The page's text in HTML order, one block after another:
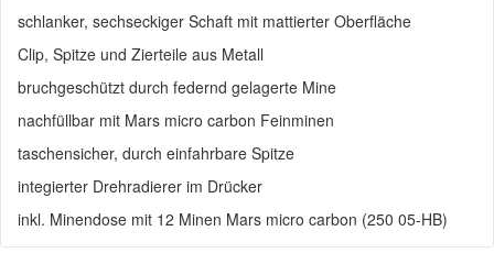
schlanker, sechseckiger Schaft mit mattierter Oberfläche
Clip, Spitze und Zierteile aus Metall
bruchgeschützt durch federnd gelagerte Mine
nachfüllbar mit Mars micro carbon Feinminen
taschensicher, durch einfahrbare Spitze
integierter Drehradierer im Drücker
inkl. Minendose mit 12 Minen Mars micro carbon (250 05-HB)